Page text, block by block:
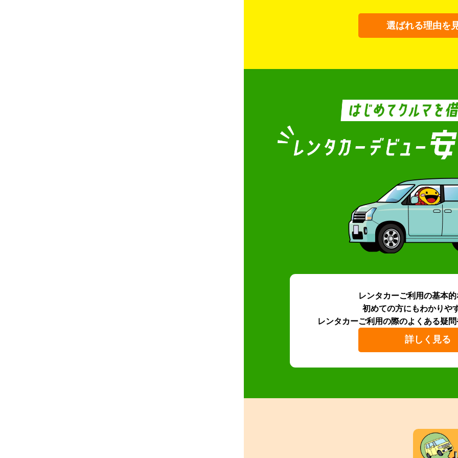
選ばれる理由を
レンタカーご利用の基本
初めての方にもわかりや
レンタカーご利用の際のよくある疑問
詳しく見る